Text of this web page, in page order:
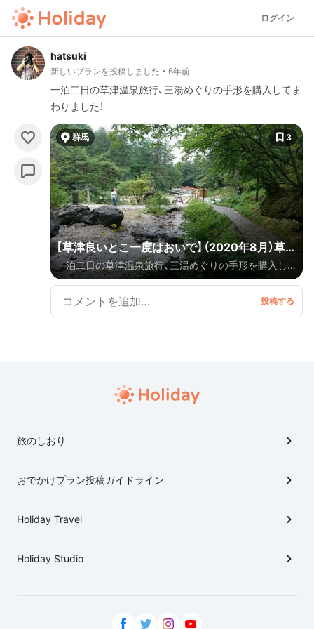
ログイン
hatsuki
新しいプランを投稿しました 6年前
一泊二日の草津温泉旅行、三湯めぐりの手形を購入してま
わりました！
群馬 3
【草津良いとこ一度はおいで】（2020年8月）草津
温泉旅行
一泊二日の草津温泉旅行、三湯めぐりの手形を購入して
まわりました！ 車で移動していますが、湯畑近くの道は
細いため、西の河原→大滝乃湯→草津熱帯園→ホテルま
では車移動で、ホテルに車を預けてから湯畑周辺は徒歩
旅のしおり
おでかけプラン投稿ガイドライン
Holiday Travel
Holiday Studio